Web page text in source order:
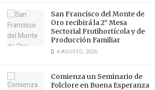
San Francisco del Monte de
Oro recibirá la 2° Mesa
Sectorial Frutihortícola y de
Producción Familiar
4 AGOSTO, 2026
Comienza un Seminario de
Folclore en Buena Esperanza